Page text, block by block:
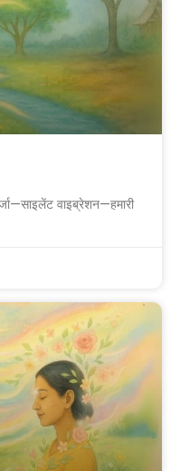
वाइब्रेशन—हमारी